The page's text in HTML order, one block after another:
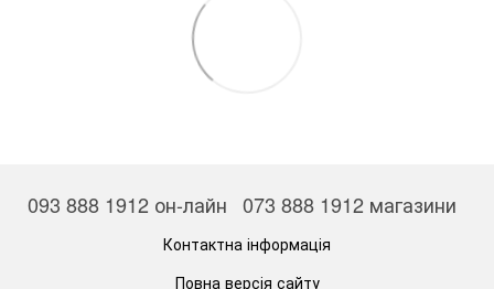
093 888 1912 он-лайн 073 888 1912 магазини
Контактна інформація
Повна версія сайту